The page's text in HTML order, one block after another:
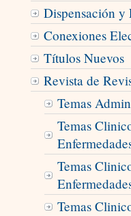
Dispensación y
Conexiones
Títulos Nuevos
Revista de
Temas
Temas
Temas
Temas